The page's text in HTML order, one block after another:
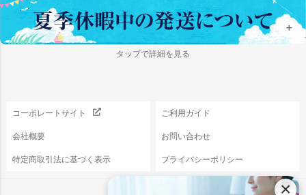
＋
タップで詳細を見る
コーポレートサイト ご利用ガイド
会社概要 お問い合わせ
特定商取引法に基づく表示 プライバシーポリシー
×